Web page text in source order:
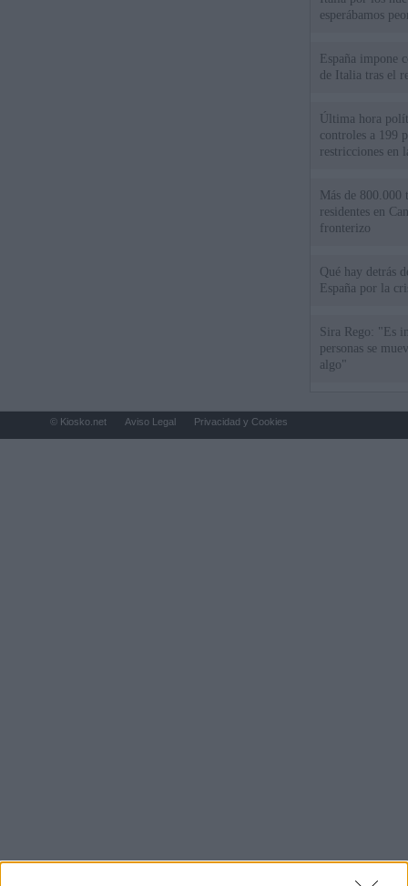
esperábamos
España impone
de Italia tras el
Última hora
controles a 199
restricciones en
Más de 800.000
residentes en
fronterizo
Qué hay detrás
España por la
Sira Rego: "Es
personas se
algo"
© Kiosko.net Aviso Legal Privacidad y Cookies